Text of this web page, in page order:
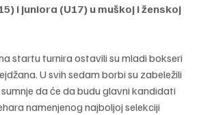
i juniora (U17) u muškoj i ženskoj
startu turnira ostavili su mladi bokseri
U svih sedam borbi su zabeležili
da će da budu glavni kandidati
namenjenog najboljoj selekciji